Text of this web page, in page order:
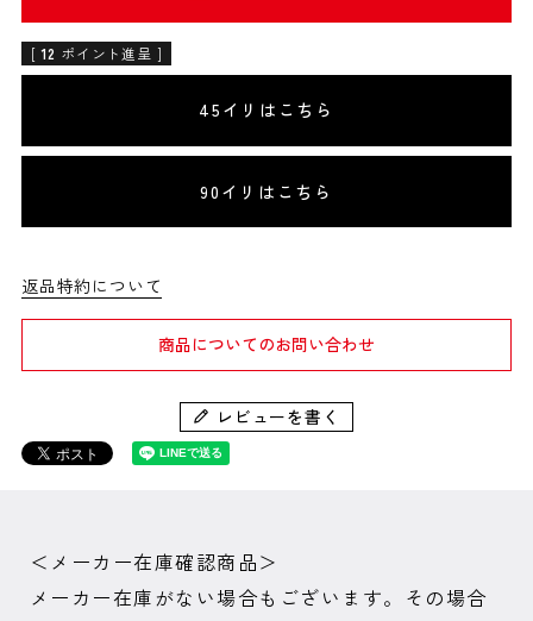
[ 12 ポイント進呈 ]
45イリはこちら
90イリはこちら
返品特約について
商品についてのお問い合わせ
レビューを書く
＜メーカー在庫確認商品＞
メーカー在庫がない場合もございます。その場合